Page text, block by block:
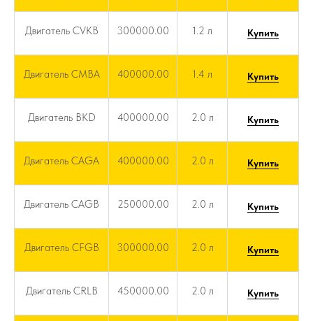
Двигатель CVKB 300000.00 1.2 л Купить
Двигатель CMBA 400000.00 1.4 л Купить
Двигатель BKD 400000.00 2.0 л Купить
Двигатель CAGA 400000.00 2.0 л Купить
Двигатель CAGB 250000.00 2.0 л Купить
Двигатель CFGB 300000.00 2.0 л Купить
Двигатель CRLB 450000.00 2.0 л Купить